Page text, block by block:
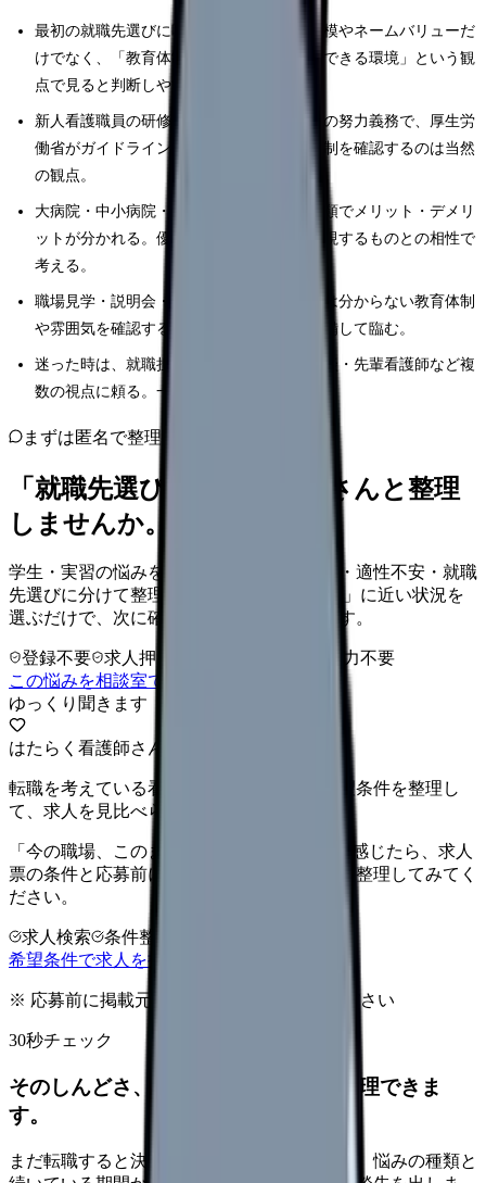
最初の就職先選びに唯一の正解はない。規模やネームバリューだ
けでなく、「教育体制」「配属先」「相談できる環境」という観
点で見ると判断しやすい。
新人看護職員の研修は法律に基づく病院等の努力義務で、厚生労
働省がガイドラインを示している。教育体制を確認するのは当然
の観点。
大病院・中小病院・施設系など、規模や種類でメリット・デメリ
ットが分かれる。優劣ではなく、自分が重視するものとの相性で
考える。
職場見学・説明会・面接は、求人票だけでは分からない教育体制
や雰囲気を確認する貴重な機会。質問を準備して臨む。
迷った時は、就職担当の教員・キャリア相談・先輩看護師など複
数の視点に頼る。一人で抱え込まない。
まずは匿名で整理
「就職先選び」を、カンゴさんと整理
しませんか。
学生・実習の悩みを、実習環境・学習不安・適性不安・就職
先選びに分けて整理します。 「就職先選び」に近い状況を
選ぶだけで、次に確認することまで進めます。
登録不要 求人押し売りなし
病院名は入力不要
この悩みを相談室で整理する
ゆっくり聞きます
はたらく看護師さん 求人
転職を考えている看護師さんへ。まずは希望条件を整理し
て、求人を見比べられます。
「今の職場、このままでいいのかな...」そう感じたら、求人
票の条件と応募前に確認したい不安を分けて整理してみてく
ださい。
求人検索 条件整理
希望条件で求人を探す
※ 応募前に掲載元の最新情報を確認してください
30秒チェック
そのしんどさ、転職すべきサインか整理できま
す。
まだ転職すると決めていなくても大丈夫です。悩みの種類と